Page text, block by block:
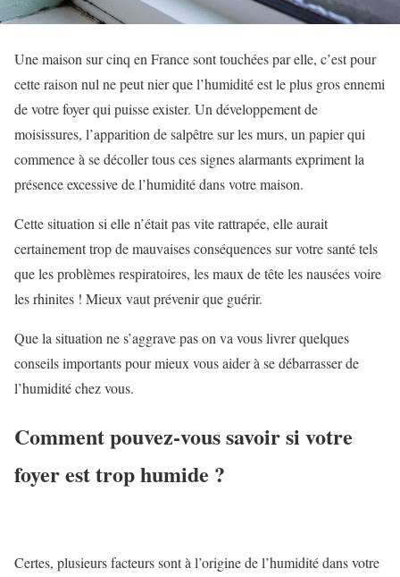
Une maison sur cinq en France sont touchées par elle, c’est pour
cette raison nul ne peut nier que l’humidité est le plus gros ennemi
de votre foyer qui puisse exister. Un développement de
moisissures, l’apparition de salpêtre sur les murs, un papier qui
commence à se décoller tous ces signes alarmants expriment la
présence excessive de l’humidité dans votre maison.
Cette situation si elle n’était pas vite rattrapée, elle aurait
certainement trop de mauvaises conséquences sur votre santé tels
que les problèmes respiratoires, les maux de tête les nausées voire
les rhinites ! Mieux vaut prévenir que guérir.
Que la situation ne s’aggrave pas on va vous livrer quelques
conseils importants pour mieux vous aider à se débarrasser de
l’humidité chez vous.
Comment pouvez-vous savoir si votre
foyer est trop humide ?
Certes, plusieurs facteurs sont à l’origine de l’humidité dans votre